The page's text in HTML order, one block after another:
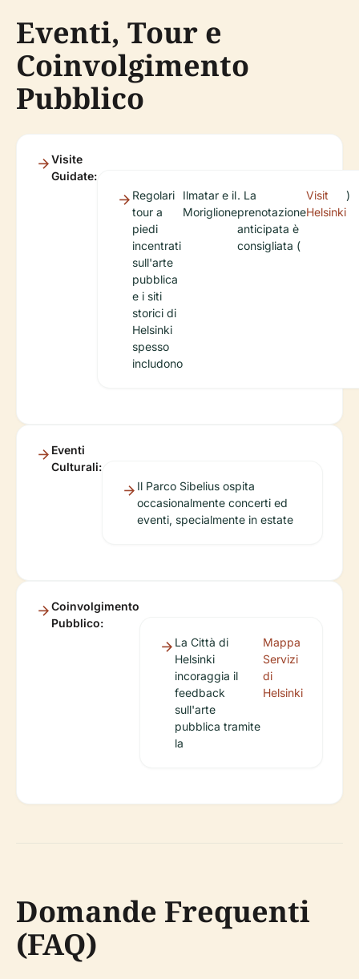
Eventi, Tour e
Coinvolgimento
Pubblico
Visite
Guidate:
Regolari
tour a
piedi
incentrati
sull'arte
pubblica
e i siti
storici di
Helsinki
spesso
includono
Ilmatar e il
Moriglione
. La
prenotazione
anticipata è
consigliata (
Visit
Helsinki
)
Eventi
Culturali:
Il Parco Sibelius ospita
occasionalmente concerti ed
eventi, specialmente in estate
Coinvolgimento
Pubblico:
La Città di
Helsinki
incoraggia il
feedback
sull'arte
pubblica tramite
la
Mappa
Servizi
di
Helsinki
Domande Frequenti
(FAQ)